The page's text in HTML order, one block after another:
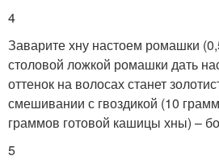
4
Заварите хну настоем ромашки
столовой ложкой ромашки дать
оттенок на волосах станет
смешивании с гвоздикой (10
граммов готовой кашицы хны) –
5